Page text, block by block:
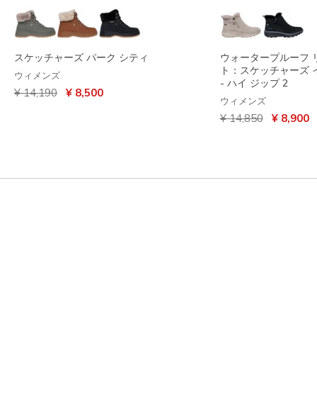
スケッチャーズ パーク シティ
ウィメンズ
からの値引き
¥ 14,190 から
¥ 8,500
ウォータープルーフ
ト：スケッチャーズ
- ハイ ジップ 2
ウィメンズ
からの値引き
¥ 14,850から
¥ 8,900